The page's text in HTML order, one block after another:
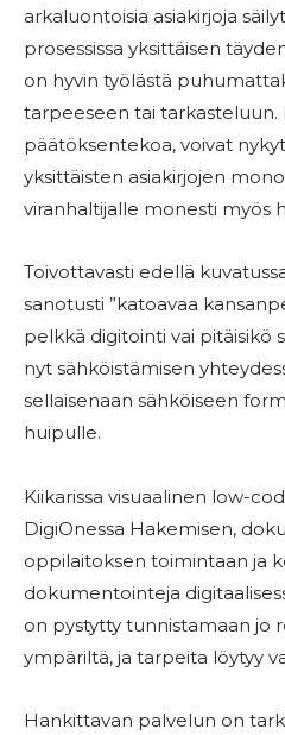
arkaluontoisia asiakirjoja
prosessissa yksittäisen
on hyvin työlästä
tarpeeseen tai tarkasteluun.
päätöksentekoa, voivat
yksittäisten asiakirjojen
viranhaltijalle monesti myös
Toivottavasti edellä
sanotusti ”katoavaa
pelkkä digitointi vai pitäisikö
nyt sähköistämisen
sellaisenaan sähköiseen
huipulle.
Kiikarissa visuaalinen low-
DigiOnessa Hakemisen,
oppilaitoksen toimintaan ja
dokumentointeja
on pystytty tunnistamaan jo
ympäriltä, ja tarpeita löytyy
Hankittavan palvelun on